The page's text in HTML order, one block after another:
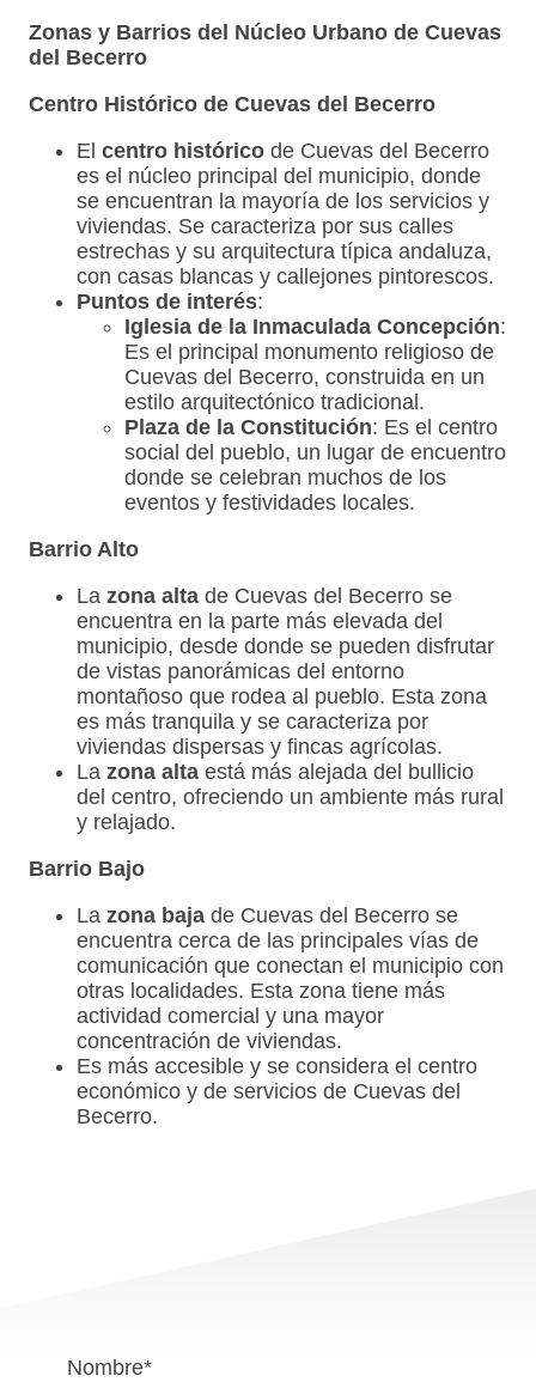
Zonas y Barrios del Núcleo Urbano de Cuevas
del Becerro
Centro Histórico de Cuevas del Becerro
El centro histórico de Cuevas del Becerro
es el núcleo principal del municipio, donde
se encuentran la mayoría de los servicios y
viviendas. Se caracteriza por sus calles
estrechas y su arquitectura típica andaluza,
con casas blancas y callejones pintorescos.
Puntos de interés:
Iglesia de la Inmaculada Concepción:
Es el principal monumento religioso de
Cuevas del Becerro, construida en un
estilo arquitectónico tradicional.
Plaza de la Constitución: Es el centro
social del pueblo, un lugar de encuentro
donde se celebran muchos de los
eventos y festividades locales.
Barrio Alto
La zona alta de Cuevas del Becerro se
encuentra en la parte más elevada del
municipio, desde donde se pueden disfrutar
de vistas panorámicas del entorno
montañoso que rodea al pueblo. Esta zona
es más tranquila y se caracteriza por
viviendas dispersas y fincas agrícolas.
La zona alta está más alejada del bullicio
del centro, ofreciendo un ambiente más rural
y relajado.
Barrio Bajo
La zona baja de Cuevas del Becerro se
encuentra cerca de las principales vías de
comunicación que conectan el municipio con
otras localidades. Esta zona tiene más
actividad comercial y una mayor
concentración de viviendas.
Es más accesible y se considera el centro
económico y de servicios de Cuevas del
Becerro.
Nombre*